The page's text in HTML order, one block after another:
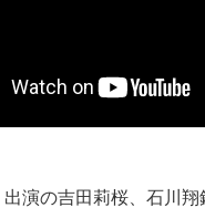
演の吉田莉桜、 石川翔